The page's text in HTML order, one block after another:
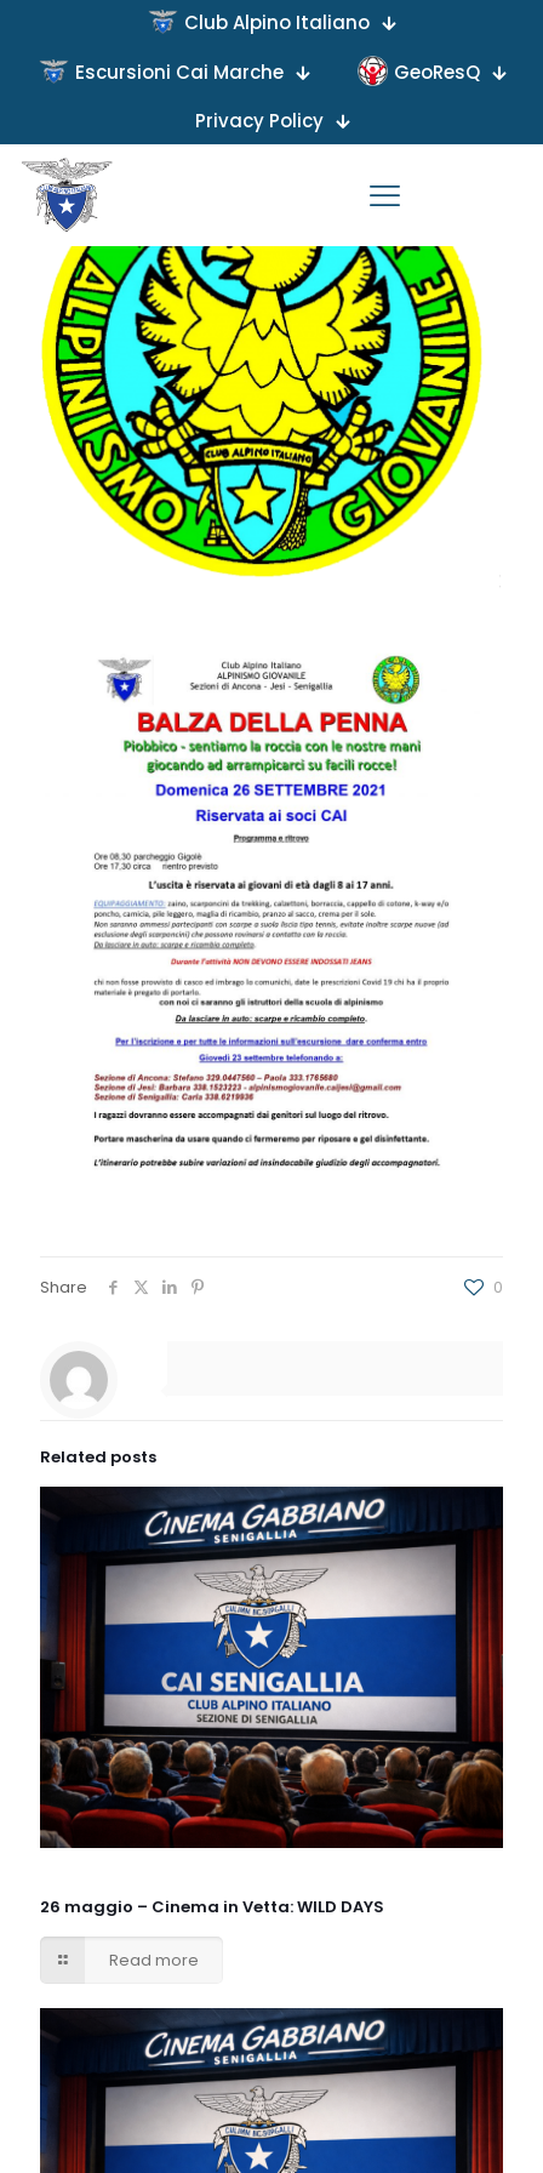
Club Alpino Italiano
Escursioni Cai Marche
GeoResQ
Privacy Policy
Share 0
Related posts
26 maggio – Cinema in Vetta: WILD DAYS
Read more